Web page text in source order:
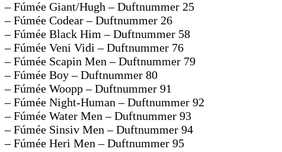
– Fúmée Giant/Hugh – Duftnummer 25
– Fúmée Codear – Duftnummer 26
– Fúmée Black Him – Duftnummer 58
– Fúmée Veni Vidi – Duftnummer 76
– Fúmée Scapin Men – Duftnummer 79
– Fúmée Boy – Duftnummer 80
– Fúmée Woopp – Duftnummer 91
– Fúmée Night-Human – Duftnummer 92
– Fúmée Water Men – Duftnummer 93
– Fúmée Sinsiv Men – Duftnummer 94
– Fúmée Heri Men – Duftnummer 95